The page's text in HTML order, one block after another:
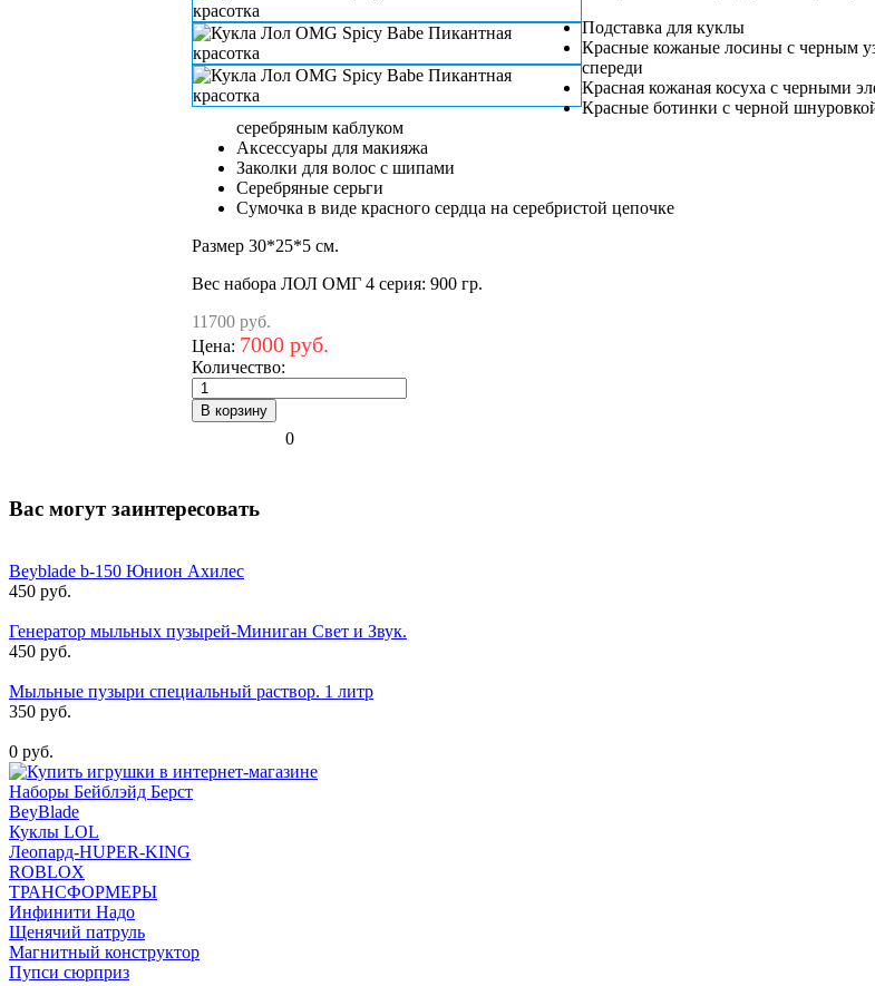
Подставка для куклы
Красные кожаные лосины с черным
спереди
Красная кожаная косуха с черными
Красные ботинки с черной
серебряным каблуком
Аксессуары для макияжа
Заколки для волос с шипами
Серебряные серьги
Сумочка в виде красного сердца на серебристой цепочке
Размер 30*25*5 см.
Вес набора ЛОЛ ОМГ 4 серия: 900 гр.
11700 руб.
Цена: 7000 руб.
Количество:
0
Вас могут заинтересовать
Beyblade b-150 Юнион Ахилес
450 руб.
Генератор мыльных пузырей-Миниган Свет и Звук.
450 руб.
Мыльные пузыри специальный раствор. 1 литр
350 руб.
0 руб.
Наборы Бейблэйд Берст
BeyBlade
Куклы LOL
Леопард-HUPER-KING
ROBLOX
ТРАНСФОРМЕРЫ
Инфинити Надо
Щенячий патруль
Магнитный конструктор
Пупси сюрприз